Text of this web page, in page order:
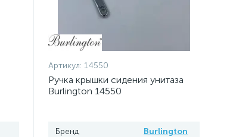
Артикул: 14550
Ручка крышки сидения унитаза
Burlington 14550
Бренд
Burlington